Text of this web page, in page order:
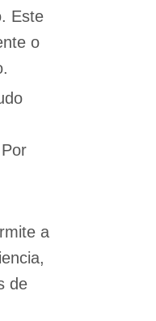
Este
o
a
de